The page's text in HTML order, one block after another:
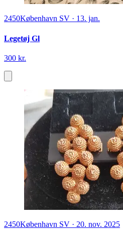
2450København SV · 13. jan.
Legetøj Gl
300 kr.
2450København SV · 20. nov. 2025